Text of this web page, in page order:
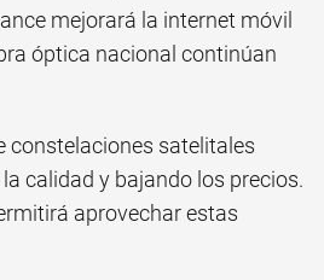
mejorará la internet móvil
óptica nacional continúan
constelaciones satelitales
calidad y bajando los precios.
aprovechar estas